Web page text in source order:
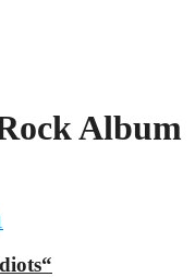
Album